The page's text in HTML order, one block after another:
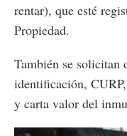
rentar), que esté
Propiedad.
También se solicitan
identificación,
y carta valor del